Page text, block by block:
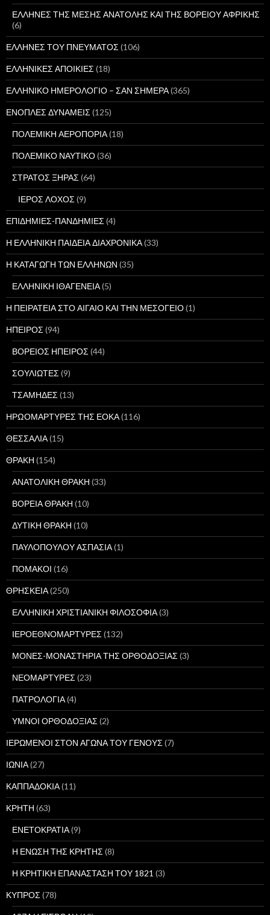
ΕΛΛΗΝΕΣ ΤΗΣ ΜΕΣΗΣ ΑΝΑΤΟΛΗΣ ΚΑΙ ΤΗΣ ΒΟΡΕΙΟΥ ΑΦΡΙΚΗΣ
(6)
ΕΛΛΗΝΕΣ ΤΟΥ ΠΝΕΥΜΑΤΟΣ (106)
ΕΛΛΗΝΙΚΕΣ ΑΠΟΙΚΙΕΣ (18)
ΕΛΛΗΝΙΚΟ ΗΜΕΡΟΛΟΓΙΟ – ΣΑΝ ΣΗΜΕΡΑ(365)
ΕΝΟΠΛΕΣ ΔΥΝΑΜΕΙΣ (125)
ΠΟΛΕΜΙΚΗ ΑΕΡΟΠΟΡΙΑ(18)
ΠΟΛΕΜΙΚΟ ΝΑΥΤΙΚΟ(36)
ΣΤΡΑΤΟΣ ΞΗΡΑΣ (64)
ΙΕΡΟΣ ΛΟΧΟΣ (9)
ΕΠΙΔΗΜΙΕΣ-ΠΑΝΔΗΜΙΕΣ (4)
Η ΕΛΛΗΝΙΚΗ ΠΑΙΔΕΙΑ ΔΙΑΧΡΟΝΙΚΑ(33)
Η ΚΑΤΑΓΩΓΗ ΤΩΝ ΕΛΛΗΝΩΝ (35)
ΕΛΛΗΝΙΚΗ ΙΘΑΓΕΝΕΙΑ(5)
Η ΠΕΙΡΑΤΕΙΑ ΣΤΟ ΑΙΓΑΙΟ ΚΑΙ ΤΗΝ ΜΕΣΟΓΕΙΟ(1)
ΗΠΕΙΡΟΣ (94)
ΒΟΡΕΙΟΣ ΗΠΕΙΡΟΣ (44)
ΣΟΥΛΙΩΤΕΣ (9)
ΤΣΑΜΗΔΕΣ (13)
ΗΡΩΟΜΑΡΤΥΡΕΣ ΤΗΣ ΕΟΚΑ(116)
ΘΕΣΣΑΛΙΑ(15)
ΘΡΑΚΗ (154)
ΑΝΑΤΟΛΙΚΗ ΘΡΑΚΗ (33)
ΒΟΡΕΙΑ ΘΡΑΚΗ (10)
ΔΥΤΙΚΗ ΘΡΑΚΗ (10)
ΠΑΥΛΟΠΟΥΛΟΥ ΑΣΠΑΣΙΑ(1)
ΠΟΜΑΚΟΙ (16)
ΘΡΗΣΚΕΙΑ(250)
ΕΛΛΗΝΙΚΗ ΧΡΙΣΤΙΑΝΙΚΗ ΦΙΛΟΣΟΦΙΑ(3)
ΙΕΡΟΕΘΝΟΜΑΡΤΥΡΕΣ (132)
ΜΟΝΕΣ-ΜΟΝΑΣΤΗΡΙΑ ΤΗΣ ΟΡΘΟΔΟΞΙΑΣ (3)
ΝΕΟΜΑΡΤΥΡΕΣ (23)
ΠΑΤΡΟΛΟΓΙΑ(4)
ΥΜΝΟΙ ΟΡΘΟΔΟΞΙΑΣ (2)
ΙΕΡΩΜΕΝΟΙ ΣΤΟΝ ΑΓΩΝΑ ΤΟΥ ΓΕΝΟΥΣ (7)
ΙΩΝΙΑ(27)
ΚΑΠΠΑΔΟΚΙΑ(11)
ΚΡΗΤΗ (63)
ΕΝΕΤΟΚΡΑΤΙΑ(9)
Η ΕΝΩΣΗ ΤΗΣ ΚΡΗΤΗΣ (8)
Η ΚΡΗΤΙΚΗ ΕΠΑΝΑΣΤΑΣΗ ΤΟΥ 1821 (3)
ΚΥΠΡΟΣ (78)